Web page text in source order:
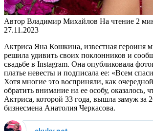
Автор Владимир Михайлов На чтение 2
27.11.2023
Актриса Яна Кошкина, известная героиня
решила удивить своих поклонников и
свадьбе в Instagram. Она опубликовала
платье невесты и подписала ее: «Всем
Хотя многие это восприняли, как
обратить внимание на ее особу, оказалось,
Актриса, которой 33 года, вышла замуж за
бизнесмена Анатолия Черкасова.